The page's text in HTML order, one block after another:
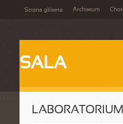
Strona główna Archiwum
SALA